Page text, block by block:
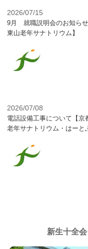
2026/07/15
9月 就職説明会のお知ら
東山老年サナトリウム】
2026/07/08
電話設備工事について【京
老年サナトリウム・はーと
新生十全